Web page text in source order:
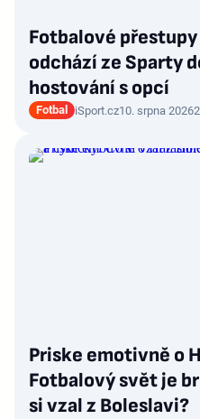
Fotbalové přestupy
odchází ze Sparty
hostování s opcí
Fotbal iSport.cz10. srpna 2026
Priske emotivně o
Fotbalový svět je
si vzal z Boleslavi?